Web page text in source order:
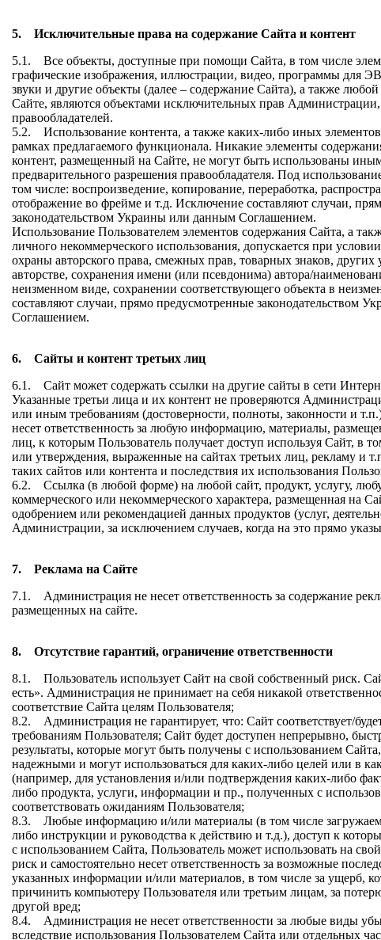
5. Исключительные права на содержание Сайта и контент
5.1. Все объекты, доступные при помощи Сайта, в том числе
графические изображения, иллюстрации, видео, программы для
звуки и другие объекты (далее – содержание Сайта), а также
Сайте, являются объектами исключительных прав
правообладателей.
5.2. Использование контента, а также каких-либо иных
рамках предлагаемого функционала. Никакие элементы
контент, размещенный на Сайте, не могут быть использованы
предварительного разрешения правообладателя. Под
том числе: воспроизведение, копирование, переработка,
отображение во фрейме и т.д. Исключение составляют случаи,
законодательством Украины или данным Соглашением.
Использование Пользователем элементов содержания Сайта, а
личного некоммерческого использования, допускается при
охраны авторского права, смежных прав, товарных знаков, других
авторстве, сохранения имени (или псевдонима) автора/
неизменном виде, сохранении соответствующего объекта в
составляют случаи, прямо предусмотренные законодательством
Соглашением.
6. Сайты и контент третьих лиц
6.1. Сайт может содержать ссылки на другие сайты в сети
Указанные третьи лица и их контент не проверяются
или иным требованиям (достоверности, полноты, законности и
несет ответственность за любую информацию, материалы,
лиц, к которым Пользователь получает доступ используя Сайт, в
или утверждения, выраженные на сайтах третьих лиц, рекламу и
таких сайтов или контента и последствия их использования
6.2. Ссылка (в любой форме) на любой сайт, продукт, услугу,
коммерческого или некоммерческого характера, размещенная на
одобрением или рекомендацией данных продуктов (услуг,
Администрации, за исключением случаев, когда на это прямо
7. Реклама на Сайте
7.1. Администрация не несет ответственность за содержание
размещенных на сайте.
8. Отсутствие гарантий, ограничение ответственности
8.1. Пользователь использует Сайт на свой собственный риск.
есть». Администрация не принимает на себя никакой
соответствие Сайта целям Пользователя;
8.2. Администрация не гарантирует, что: Сайт соответствует/
требованиям Пользователя; Сайт будет доступен непрерывно,
результаты, которые могут быть получены с использованием
надежными и могут использоваться для каких-либо целей или в
(например, для установления и/или подтверждения каких-либо
либо продукта, услуги, информации и пр., полученных с
соответствовать ожиданиям Пользователя;
8.3. Любые информацию и/или материалы (в том числе
либо инструкции и руководства к действию и т.д.), доступ к
с использованием Сайта, Пользователь может использовать на
риск и самостоятельно несет ответственность за возможные
указанных информации и/или материалов, в том числе за ущерб,
причинить компьютеру Пользователя или третьим лицам, за
другой вред;
8.4. Администрация не несет ответственности за любые виды
вследствие использования Пользователем Сайта или отдельных